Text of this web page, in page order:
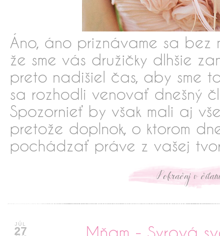
Áno, áno priznávame sa
že sme vás družičky dlhšie
preto nadišiel čas, aby sme
sa rozhodli venovať dnešný
Spozornieť by však mali aj
pretože doplnok, o ktorom
pochádzať práve z vašej
JÚL
27